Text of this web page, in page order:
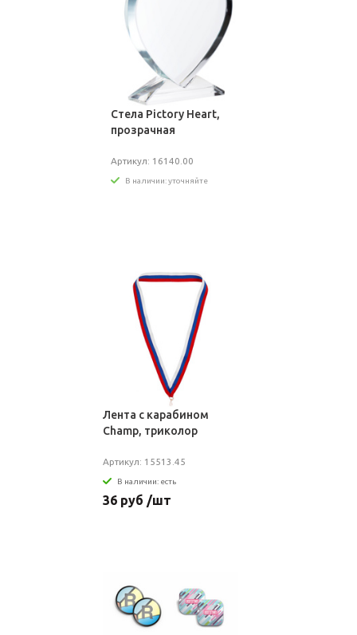
Стела Pictory Heart,
прозрачная
Артикул: 16140.00
В наличии: уточняйте
Лента с карабином
Champ, триколор
Артикул: 15513.45
В наличии: есть
36 руб /шт